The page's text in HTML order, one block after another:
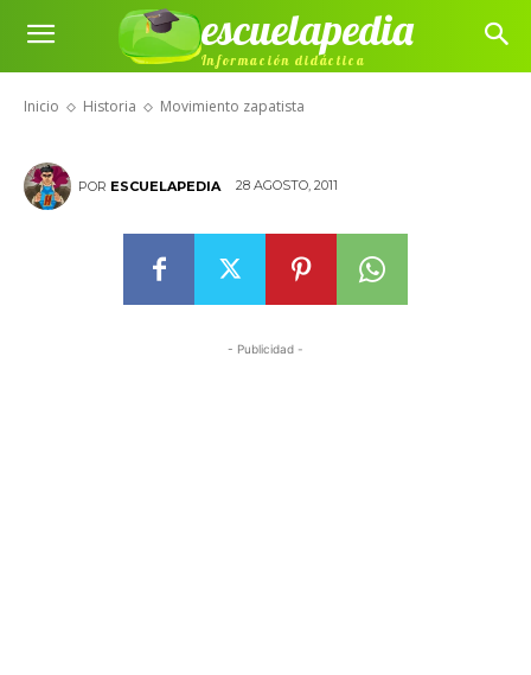
escuelapedia
Información didáctica
Inicio Historia Movimiento zapatista
Movimiento zapatista
POR ESCUELAPEDIA 28 AGOSTO, 2011
- Publicidad -